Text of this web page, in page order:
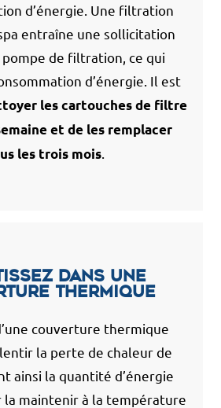
d’énergie. Une filtration
entraîne une sollicitation
pompe de filtration, ce qui
d’énergie. Il est
les cartouches de filtre
et de les remplacer
les trois mois.
dans une
thermique
couverture thermique
la perte de chaleur de
ainsi la quantité d’énergie
la maintenir à la température